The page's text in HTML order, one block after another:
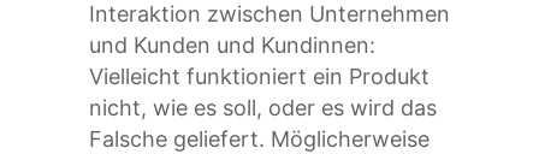
Interaktion zwischen Unternehmen
und Kunden und Kundinnen:
Vielleicht funktioniert ein Produkt
nicht, wie es soll, oder es wird das
Falsche geliefert. Möglicherweise